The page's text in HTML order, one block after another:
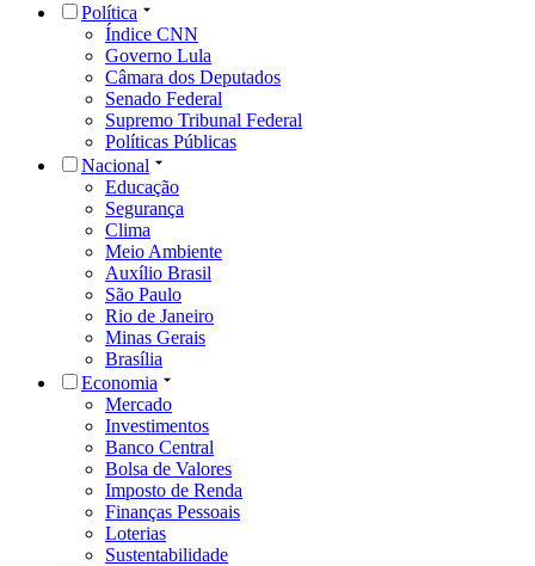
Política
Índice CNN
Governo Lula
Câmara dos Deputados
Senado Federal
Supremo Tribunal Federal
Políticas Públicas
Nacional
Educação
Segurança
Clima
Meio Ambiente
Auxílio Brasil
São Paulo
Rio de Janeiro
Minas Gerais
Brasília
Economia
Mercado
Investimentos
Banco Central
Bolsa de Valores
Imposto de Renda
Finanças Pessoais
Loterias
Sustentabilidade